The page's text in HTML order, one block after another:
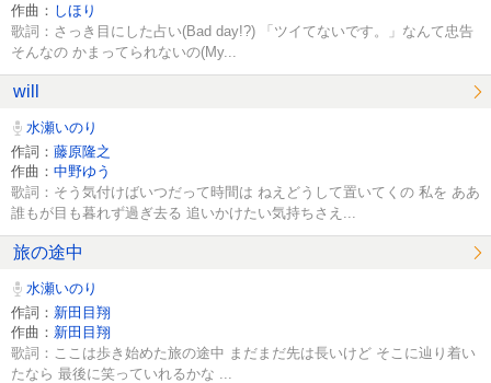
作曲： しほり
歌詞：さっき目にした占い(Bad day!?) 「ツイてないです。」なんて忠告
そんなの かまってられないの(My...
will
水瀬いのり
作詞： 藤原隆之
作曲： 中野ゆう
歌詞：そう気付けばいつだって時間は ねえどうして置いてくの 私を ああ
誰もが目も暮れず過ぎ去る 追いかけたい気持ちさえ...
旅の途中
水瀬いのり
作詞： 新田目翔
作曲： 新田目翔
歌詞：ここは歩き始めた旅の途中 まだまだ先は長いけど そこに辿り着い
たなら 最後に笑っていれるかな ...